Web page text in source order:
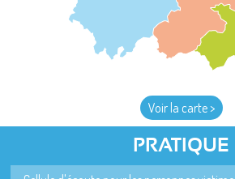
Voir la carte >
PRATIQUE